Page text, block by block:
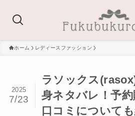
ホーム レディースファッション
ラソックス
身ネタバレ！予約
口コミについても
2025
7/23